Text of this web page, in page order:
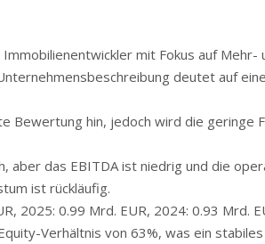
mit Fokus auf Mehr-
deutet auf
hin, jedoch wird die geringe
das EBITDA ist niedrig und die
ist rückläufig.
2025: 0.99 Mrd. EUR, 2024: 0.93 Mrd.
Verhältnis von 63%, was ein